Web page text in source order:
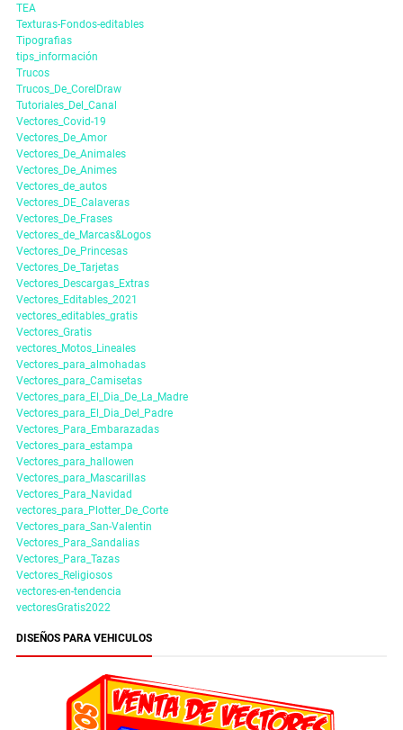
TEA
Texturas-Fondos-editables
Tipografias
tips_información
Trucos
Trucos_De_CorelDraw
Tutoriales_Del_Canal
Vectores_Covid-19
Vectores_De_Amor
Vectores_De_Animales
Vectores_De_Animes
Vectores_de_autos
Vectores_DE_Calaveras
Vectores_De_Frases
Vectores_de_Marcas&Logos
Vectores_De_Princesas
Vectores_De_Tarjetas
Vectores_Descargas_Extras
Vectores_Editables_2021
vectores_editables_gratis
Vectores_Gratis
vectores_Motos_Lineales
Vectores_para_almohadas
Vectores_para_Camisetas
Vectores_para_El_Dia_De_La_Madre
Vectores_para_El_Dia_Del_Padre
Vectores_Para_Embarazadas
Vectores_para_estampa
Vectores_para_hallowen
Vectores_para_Mascarillas
Vectores_Para_Navidad
vectores_para_Plotter_De_Corte
Vectores_para_San-Valentin
Vectores_Para_Sandalias
Vectores_Para_Tazas
Vectores_Religiosos
vectores-en-tendencia
vectoresGratis2022
DISEÑOS PARA VEHICULOS